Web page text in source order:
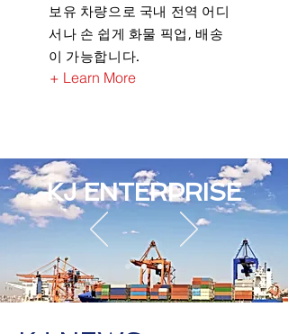
보유 차량으로 국내 전역 어디
서나 손 쉽게 화물 픽업, 배송
이 가능합니다.
+ Learn More
KJ ENTERPRISE